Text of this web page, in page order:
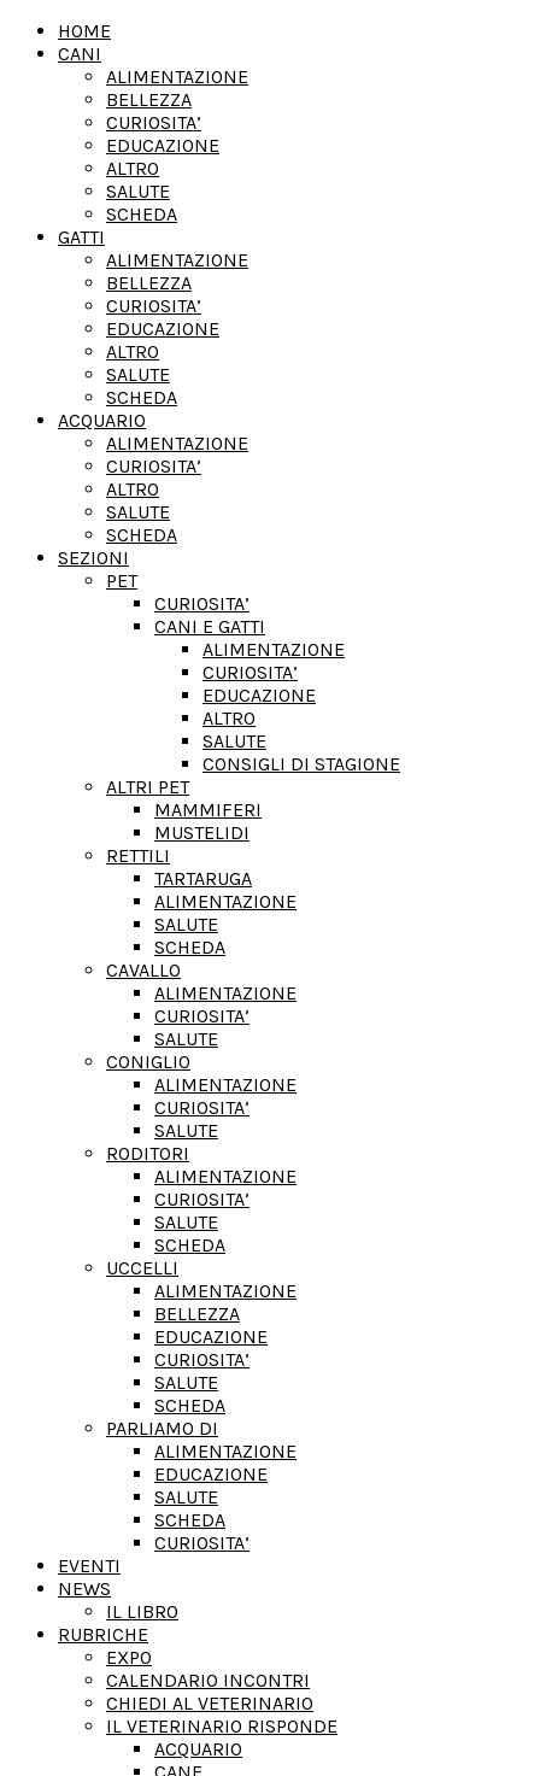
HOME
CANI
ALIMENTAZIONE
BELLEZZA
CURIOSITA’
EDUCAZIONE
ALTRO
SALUTE
SCHEDA
GATTI
ALIMENTAZIONE
BELLEZZA
CURIOSITA’
EDUCAZIONE
ALTRO
SALUTE
SCHEDA
ACQUARIO
ALIMENTAZIONE
CURIOSITA’
ALTRO
SALUTE
SCHEDA
SEZIONI
PET
CURIOSITA’
CANI E GATTI
ALIMENTAZIONE
CURIOSITA’
EDUCAZIONE
ALTRO
SALUTE
CONSIGLI DI STAGIONE
ALTRI PET
MAMMIFERI
MUSTELIDI
RETTILI
TARTARUGA
ALIMENTAZIONE
SALUTE
SCHEDA
CAVALLO
ALIMENTAZIONE
CURIOSITA’
SALUTE
CONIGLIO
ALIMENTAZIONE
CURIOSITA’
SALUTE
RODITORI
ALIMENTAZIONE
CURIOSITA’
SALUTE
SCHEDA
UCCELLI
ALIMENTAZIONE
BELLEZZA
EDUCAZIONE
CURIOSITA’
SALUTE
SCHEDA
PARLIAMO DI
ALIMENTAZIONE
EDUCAZIONE
SALUTE
SCHEDA
CURIOSITA’
EVENTI
NEWS
IL LIBRO
RUBRICHE
EXPO
CALENDARIO INCONTRI
CHIEDI AL VETERINARIO
IL VETERINARIO RISPONDE
ACQUARIO